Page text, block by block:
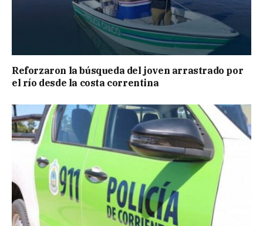
Reforzaron la búsqueda del joven arrastrado por
el río desde la costa correntina